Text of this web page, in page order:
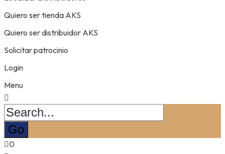
Quiero ser tienda AKS
Quiero ser distribuidor AKS
Solicitar patrocinio
Login
Menu
0